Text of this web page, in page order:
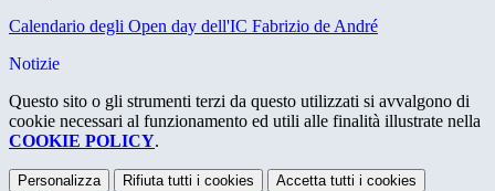
Calendario degli Open day dell'IC Fabrizio de André
Notizie
Questo sito o gli strumenti terzi da questo utilizzati si avvalgono di
cookie necessari al funzionamento ed utili alle finalità illustrate nella
COOKIE POLICY.
Personalizza Rifiuta tutti i cookies Accetta tutti i cookies